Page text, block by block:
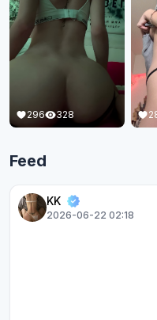
283 203
Feed
KK
2026-06-22 02:18